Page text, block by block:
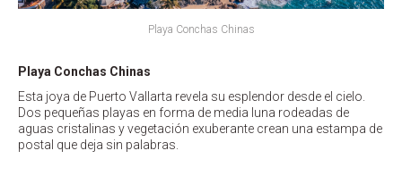
Playa Conchas Chinas
Playa Conchas Chinas
Esta joya de Puerto Vallarta revela su esplendor desde el cielo.
Dos pequeñas playas en forma de media luna rodeadas de
aguas cristalinas y vegetación exuberante crean una estampa de
postal que deja sin palabras.